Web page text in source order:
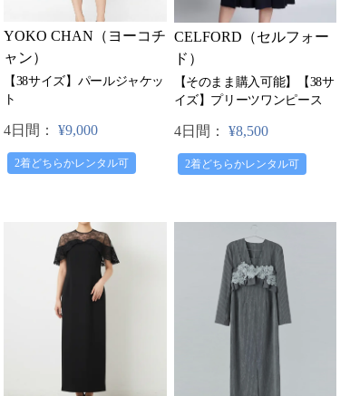
YOKO CHAN（ヨーコチ
ャン）
【38サイズ】パールジャケッ
ト
4日間： ¥9,000
2着どちらかレンタル可
CELFORD（セルフォー
ド）
【そのまま購入可能】【38サ
イズ】プリーツワンピース
4日間： ¥8,500
2着どちらかレンタル可